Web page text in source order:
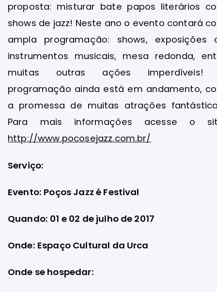
proposta: misturar bate papos literários
shows de jazz! Neste ano o evento contará
ampla programação: shows, exposições
instrumentos musicais, mesa redonda,
muitas outras ações imperdíveis!
programação ainda está em andamento,
a promessa de muitas atrações
Para mais informações acesse o
http://www.pocosejazz.com.br/
Serviço:
Evento: Poços Jazz é Festival
Quando: 01 e 02 de julho de 2017
Onde: Espaço Cultural da Urca
Onde se hospedar: